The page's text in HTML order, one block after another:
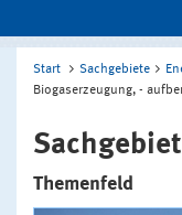
Start Sachgebiete
Biogaserzeugung, -
Themenfeld